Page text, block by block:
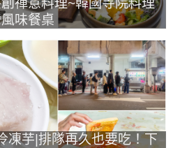
味餐桌
凍芋|排隊再久也要吃！下